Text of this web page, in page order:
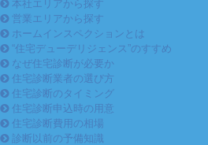
本社エリアから探す
営業エリアから探す
ホームインスペクションとは
“住宅デューデリジェンス”のすすめ
なぜ住宅診断が必要か
住宅診断業者の選び方
住宅診断のタイミング
住宅診断申込時の用意
住宅診断費用の相場
診断以前の予備知識